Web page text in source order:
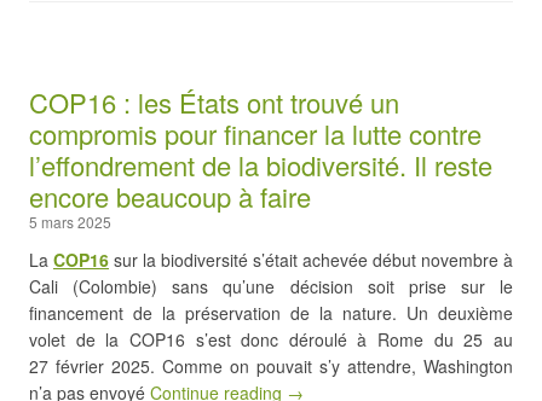
COP16 : les États ont trouvé un
compromis pour financer la lutte contre
l’effondrement de la biodiversité. Il reste
encore beaucoup à faire
5 mars 2025
La COP16 sur la biodiversité s’était achevée début novembre à
Cali (Colombie) sans qu’une décision soit prise sur le
financement de la préservation de la nature. Un deuxième
volet de la COP16 s’est donc déroulé à Rome du 25 au
27 février 2025. Comme on pouvait s’y attendre, Washington
n’a pas envoyé Continue reading →